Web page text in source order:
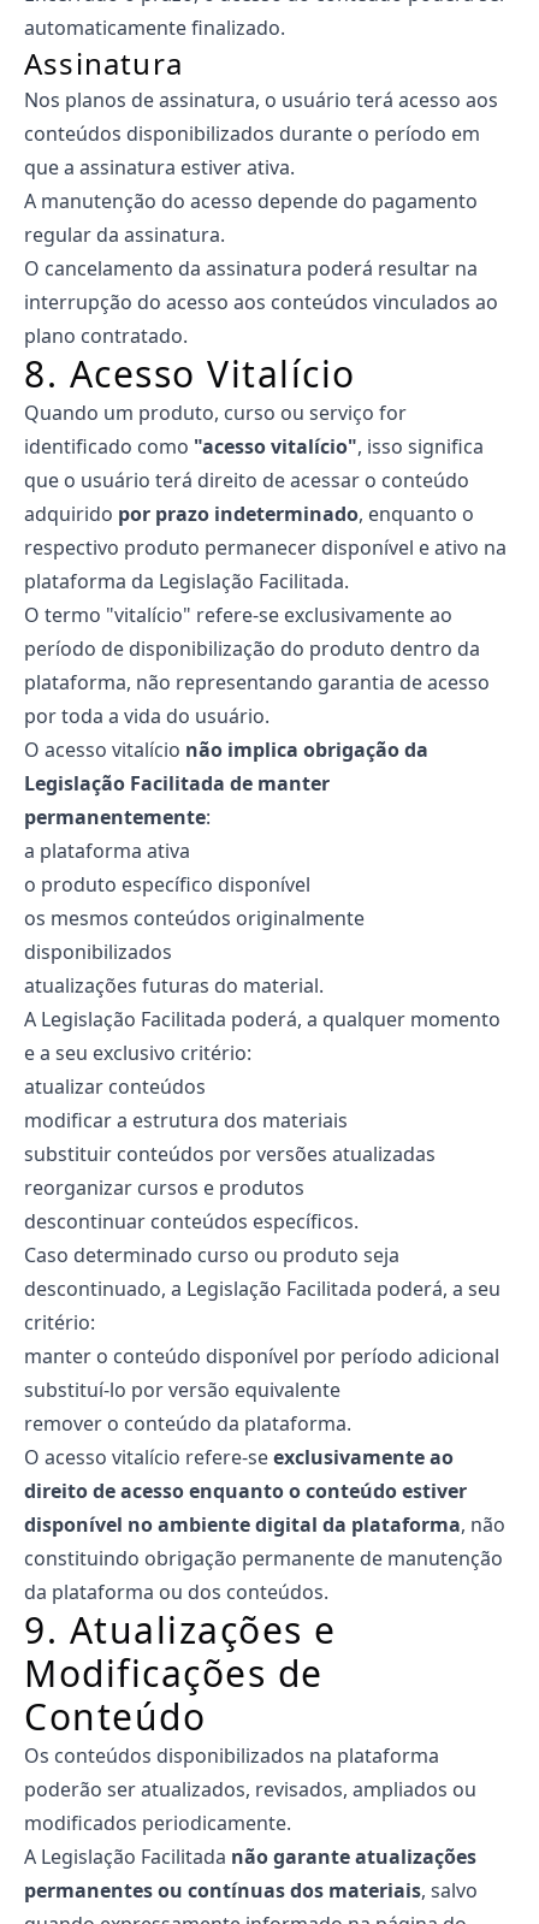
automaticamente finalizado.
Assinatura
Nos planos de assinatura, o usuário terá acesso aos
conteúdos disponibilizados durante o período em
que a assinatura estiver ativa.
A manutenção do acesso depende do pagamento
regular da assinatura.
O cancelamento da assinatura poderá resultar na
interrupção do acesso aos conteúdos vinculados ao
plano contratado.
8. Acesso Vitalício
Quando um produto, curso ou serviço for
identificado como "acesso vitalício", isso significa
que o usuário terá direito de acessar o conteúdo
adquirido por prazo indeterminado, enquanto o
respectivo produto permanecer disponível e ativo na
plataforma da Legislação Facilitada.
O termo "vitalício" refere-se exclusivamente ao
período de disponibilização do produto dentro da
plataforma, não representando garantia de acesso
por toda a vida do usuário.
O acesso vitalício não implica obrigação da
Legislação Facilitada de manter
permanentemente:
a plataforma ativa
o produto específico disponível
os mesmos conteúdos originalmente
disponibilizados
atualizações futuras do material.
A Legislação Facilitada poderá, a qualquer momento
e a seu exclusivo critério:
atualizar conteúdos
modificar a estrutura dos materiais
substituir conteúdos por versões atualizadas
reorganizar cursos e produtos
descontinuar conteúdos específicos.
Caso determinado curso ou produto seja
descontinuado, a Legislação Facilitada poderá, a seu
critério:
manter o conteúdo disponível por período adicional
substituí-lo por versão equivalente
remover o conteúdo da plataforma.
O acesso vitalício refere-seexclusivamente ao
direito de acesso enquanto o conteúdo estiver
disponível no ambiente digital da plataforma, não
constituindo obrigação permanente de manutenção
da plataforma ou dos conteúdos.
9. Atualizações e
Modificações de
Conteúdo
Os conteúdos disponibilizados na plataforma
poderão ser atualizados, revisados, ampliados ou
modificados periodicamente.
A Legislação Facilitada não garante atualizações
permanentes ou contínuas dos materiais, salvo